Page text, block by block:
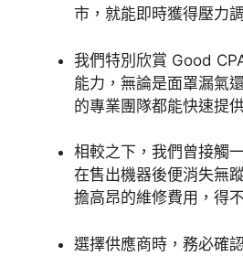
市，就能即時獲得壓力
我們特別欣賞 Good
能力，無論是面罩漏氣
的專業團隊都能快速提
相較之下，我們曾接觸
在售出機器後便消失無
擔高昂的維修費用，得
選擇供應商時，務必確